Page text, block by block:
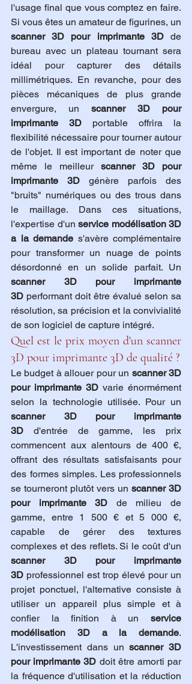
l'usage final que vous comptez en faire.
scanner 3D pour imprimante 3D de
bureau avec un plateau tournant sera
idéal pour capturer des détails
millimétriques. En revanche, pour des
pièces mécaniques de plus grande
envergure, un scanner 3D pour
imprimante 3D portable offrira la
flexibilité nécessaire pour tourner autour
de l'objet. Il est important de noter que
même le meilleur scanner 3D pour
imprimante 3D génère parfois des
"bruits" numériques ou des trous dans
le maillage. Dans ces situations,
l'expertise d'un service modélisation 3D
a la demande s'avère complémentaire
pour transformer un nuage de points
scanner 3D pour imprimante
3D performant doit être évalué selon sa
résolution, sa précision et la convivialité
de son logiciel de capture intégré.
Quel est le prix moyen d'un scanner
3D pour imprimante 3D de qualité ?
Le budget à allouer pour un scanner 3D
pour imprimante 3D varie énormément
scanner 3D pour imprimante
3D d'entrée de gamme, les prix
commencent aux alentours de 400 €,
offrant des résultats satisfaisants pour
des formes simples. Les professionnels
se tourneront plutôt vers un scanner 3D
pour imprimante 3D de milieu de
gamme, entre 1 500 € et 5 000 €,
capable de gérer des textures
scanner 3D pour imprimante
3D professionnel est trop élevé pour un
projet ponctuel, l'alternative consiste à
utiliser un appareil plus simple et à
confier la finition à un service
modélisation 3D a la demande.
L'investissement dans un scanner 3D
pour imprimante 3D doit être amorti par
la fréquence d'utilisation et la réduction